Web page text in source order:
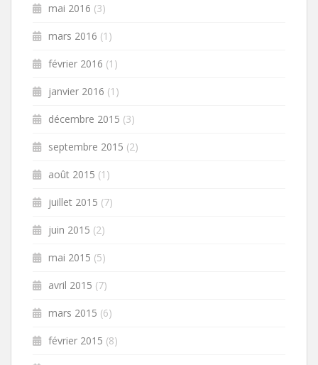
mai 2016 (3)
mars 2016 (1)
février 2016 (1)
janvier 2016 (1)
décembre 2015 (3)
septembre 2015 (2)
août 2015 (1)
juillet 2015 (7)
juin 2015 (2)
mai 2015 (5)
avril 2015 (7)
mars 2015 (6)
février 2015 (8)